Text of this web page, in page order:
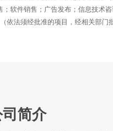
；软件销售；广告发布；信息技术
依法须经批准的项目，经相关部门
简介